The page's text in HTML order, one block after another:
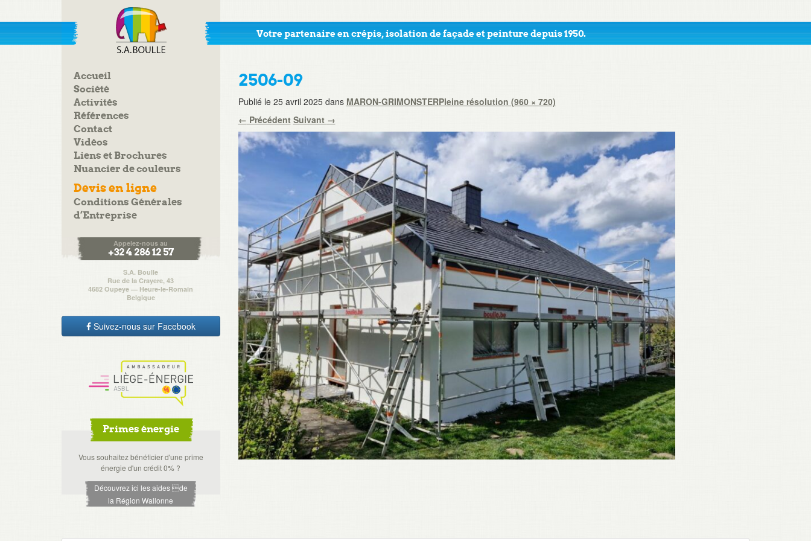
Votre partenaire en crépis, isolation de façade et peinture depuis 1950.
Accueil
Société
Activités
Références
Contact
Vidéos
Liens et Brochures
Nuancier de couleurs
Devis en ligne
Conditions Générales
d’Entreprise
Appelez-nous au
+32 4 286 12 57
S.A. Boulle
Rue de la Crayere, 43
4682 Oupeye — Heure-le-Romain
Belgique
Suivez-nous sur Facebook
Primes énergie
Vous souhaitez bénéficier d'une prime
énergie d'un crédit 0% ?
Découvrez ici les aides de
la Région Wallonne
2506-09
Publié le 25 avril 2025dans MARON-GRIMONSTERPleine résolution (960 × 720)
← Précédent Suivant →